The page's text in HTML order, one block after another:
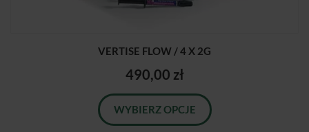
VERTISE FLOW / 4 X 2G
490,00 zł
WYBIERZ OPCJE